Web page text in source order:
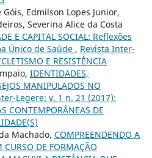
Edmilson Lopes Junior,
Severina Alice da Costa
E CAPITAL SOCIAL: Reflexões
Único de Saúde , Revista Inter-
E RESISTÊNCIA
IDENTIDADES,
MANIPULADOS NO
Legere: v. 1 n. 21 (2017):
CONTEMPORÂNEAS DE
Machado, COMPREENDENDO A
CURSO DE FORMAÇÃO